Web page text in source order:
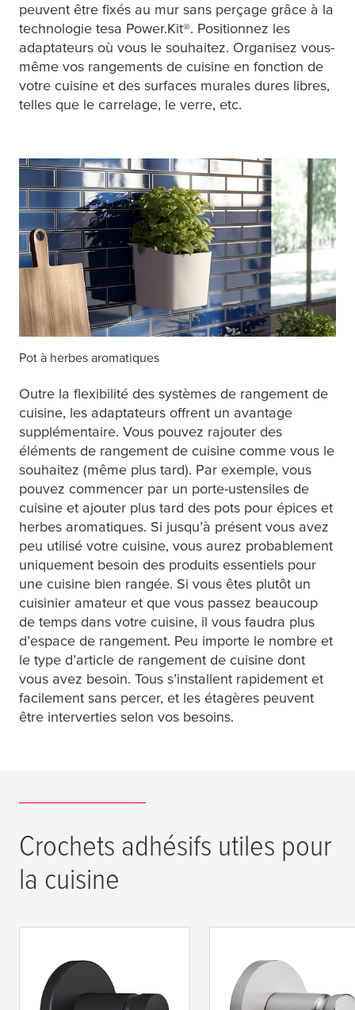
peuvent être fixés au mur sans perçage grâce à la
technologie tesa Power.Kit®. Positionnez les
adaptateurs où vous le souhaitez. Organisez vous-
même vos rangements de cuisine en fonction de
votre cuisine et des surfaces murales dures libres,
telles que le carrelage, le verre, etc.
Pot à herbes aromatiques
Outre la flexibilité des systèmes de rangement de
cuisine, les adaptateurs offrent un avantage
supplémentaire. Vous pouvez rajouter des
éléments de rangement de cuisine comme vous le
souhaitez (même plus tard). Par exemple, vous
pouvez commencer par un porte-ustensiles de
cuisine et ajouter plus tard des pots pour épices et
herbes aromatiques. Si jusqu’à présent vous avez
peu utilisé votre cuisine, vous aurez probablement
uniquement besoin des produits essentiels pour
une cuisine bien rangée. Si vous êtes plutôt un
cuisinier amateur et que vous passez beaucoup
de temps dans votre cuisine, il vous faudra plus
d’espace de rangement. Peu importe le nombre et
le type d’article de rangement de cuisine dont
vous avez besoin. Tous s’installent rapidement et
facilement sans percer, et les étagères peuvent
être interverties selon vos besoins.
Crochets adhésifs utiles pour
la cuisine
tesa® Moon Black
Crochet pour
Serviette, autoadhésif,
tesa® Moon crochet
serviettes, métal
arrondi